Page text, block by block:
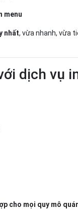
menu
nhất, vừa nhanh, vừa
dịch vụ
cho mọi quy mô